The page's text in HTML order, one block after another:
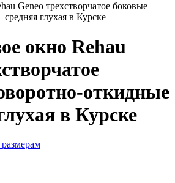
Geneo трехстворчатое боковые
глухая в Курске
окно Rehau
откидные
в Курске